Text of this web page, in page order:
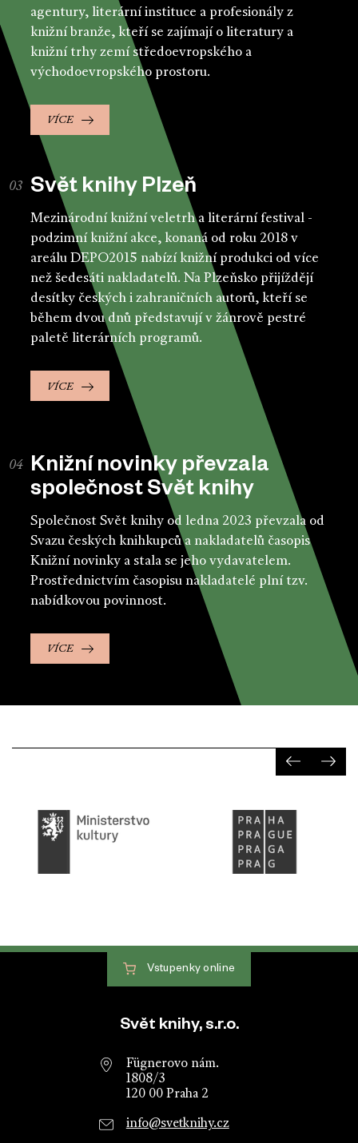
agentury, literární instituce a profesionály z
knižní branže, kteří se zajímají o literatury a
knižní trhy zemí středoevropského a
východoevropského prostoru.
VÍCE
Svět knihy Plzeň
Mezinárodní knižní veletrh a literární festival -
podzimní knižní akce, konaná od roku 2018 v
areálu DEPO2015 nabízí knižní produkci od více
než šedesáti nakladatelů. Na Plzeňsko přijíždějí
desítky českých i zahraničních autorů, kteří se
během dvou dnů představují v žánrově pestré
paletě literárních programů.
VÍCE
Knižní novinky převzala
společnost Svět knihy
Společnost Svět knihy od ledna 2023 převzala od
Svazu českých knihkupců a nakladatelů časopis
Knižní novinky a stala se jeho vydavatelem.
Prostřednictvím časopisu nakladatelé plní tzv.
nabídkovou povinnost.
VÍCE
Patička webu
Vstupenky online
Svět knihy, s.r.o.
Fügnerovo nám.
1808/3
120 00 Praha 2
info@svetknihy.cz